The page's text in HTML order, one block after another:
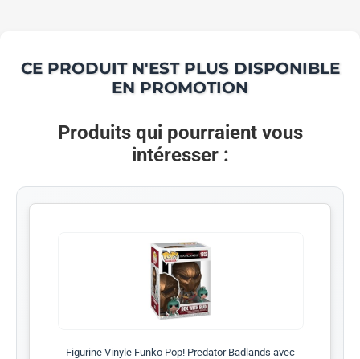
CE PRODUIT N'EST PLUS DISPONIBLE
EN PROMOTION
Produits qui pourraient vous
intéresser :
Figurine Vinyle Funko Pop! Predator Badlands avec